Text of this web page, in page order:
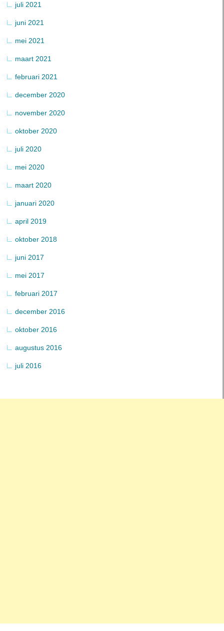
juli 2021
juni 2021
mei 2021
maart 2021
februari 2021
december 2020
november 2020
oktober 2020
juli 2020
mei 2020
maart 2020
januari 2020
april 2019
oktober 2018
juni 2017
mei 2017
februari 2017
december 2016
oktober 2016
augustus 2016
juli 2016